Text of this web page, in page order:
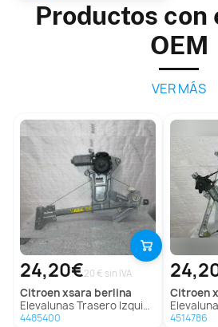
Productos con
OEM
VER MÁS
24,20€20 € sin IVA
citroenxsara berlina
Elevalunas Trasero Izquierdo para Citroën Xsara Berlina
4485400
citroen
Elevalunas
4514786